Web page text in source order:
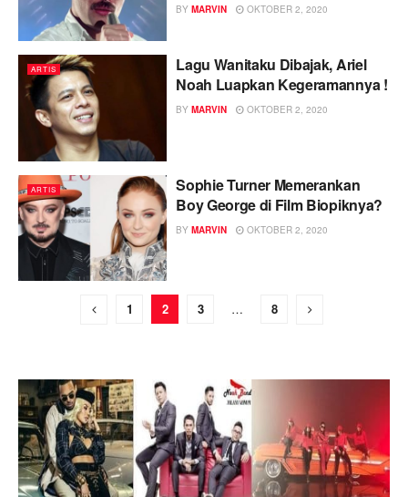
BY MARVIN OKTOBER 2, 2020
ARTIS
Lagu Wanitaku Dibajak, Ariel
Noah Luapkan Kegeramannya !
BY MARVIN OKTOBER 2, 2020
ARTIS
Sophie Turner Memerankan
Boy George di Film Biopiknya?
BY MARVIN OKTOBER 2, 2020
1 2 3 … 8